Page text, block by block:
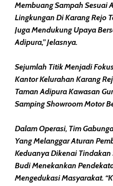
Membuang Sampah Sesuai
Lingkungan Di Karang Rejo
Juga Mendukung Upaya
Adipura,” Jelasnya.
Sejumlah Titik Menjadi
Kantor Kelurahan Karang
Taman Adipura Kawasan
Samping Showroom Motor
Dalam Operasi, Tim
Yang Melanggar Aturan
Keduanya Dikenai Tindakan
Budi Menekankan
Mengedukasi Masyarakat.